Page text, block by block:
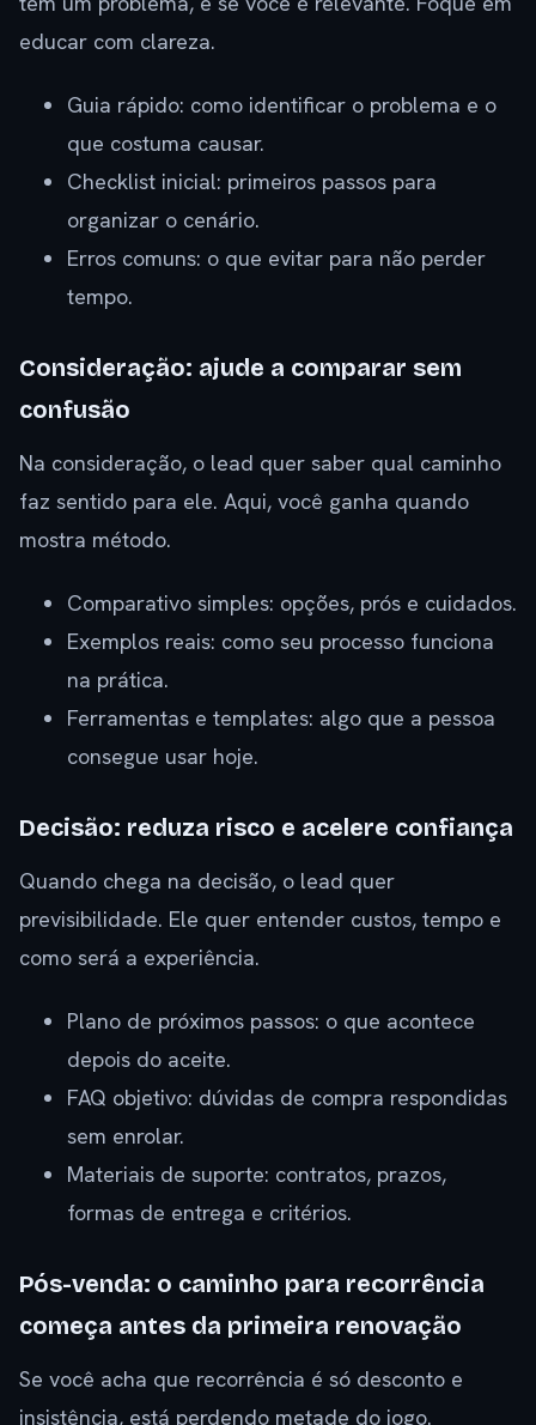
educar com clareza.
Guia rápido: como identificar o problema e o
que costuma causar.
Checklist inicial: primeiros passos para
organizar o cenário.
Erros comuns: o que evitar para não perder
tempo.
Consideração: ajude a comparar sem
confusão
Na consideração, o lead quer saber qual caminho
faz sentido para ele. Aqui, você ganha quando
mostra método.
Comparativo simples: opções, prós e cuidados.
Exemplos reais: como seu processo funciona
na prática.
Ferramentas e templates: algo que a pessoa
consegue usar hoje.
Decisão: reduza risco e acelere confiança
Quando chega na decisão, o lead quer
previsibilidade. Ele quer entender custos, tempo e
como será a experiência.
Plano de próximos passos: o que acontece
depois do aceite.
FAQ objetivo: dúvidas de compra respondidas
sem enrolar.
Materiais de suporte: contratos, prazos,
formas de entrega e critérios.
Pós-venda: o caminho para recorrência
começa antes da primeira renovação
Se você acha que recorrência é só desconto e
insistência, está perdendo metade do jogo.